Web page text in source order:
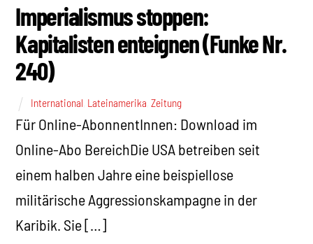
Imperialismus stoppen:
Kapitalisten enteignen (Funke Nr.
240)
International Lateinamerika ,Zeitung
Für Online-AbonnentInnen: Download im
Online-Abo BereichDie USA betreiben seit
einem halben Jahre eine beispiellose
militärische Aggressionskampagne in der
Karibik. Sie […]